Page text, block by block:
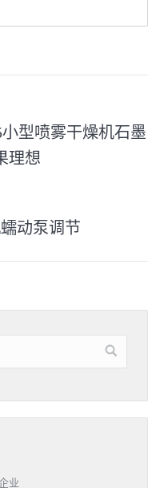
型喷雾干燥机石墨
理想
动泵调节
业